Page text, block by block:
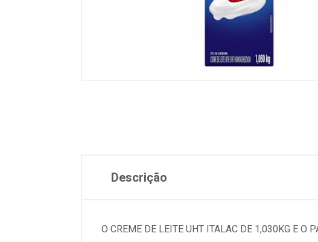
Descrição
O CREME DE LEITE UHT ITALAC DE 1,030KG E O